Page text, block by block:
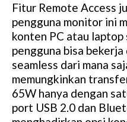
Fitur Remote Access
pengguna monitor ini
konten PC atau
pengguna bisa
seamless dari mana
memungkinkan
65W hanya dengan
port USB 2.0 dan